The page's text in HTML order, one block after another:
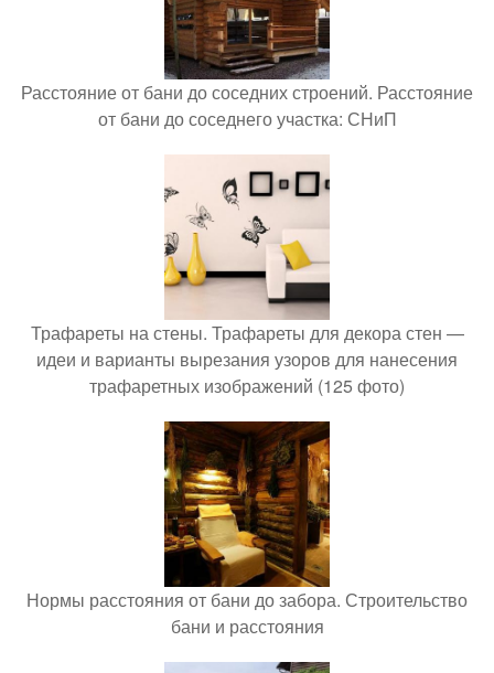
Расстояние от бани до соседних строений. Расстояние
от бани до соседнего участка: СНиП
Трафареты на стены. Трафареты для декора стен —
идеи и варианты вырезания узоров для нанесения
трафаретных изображений (125 фото)
Нормы расстояния от бани до забора. Строительство
бани и расстояния